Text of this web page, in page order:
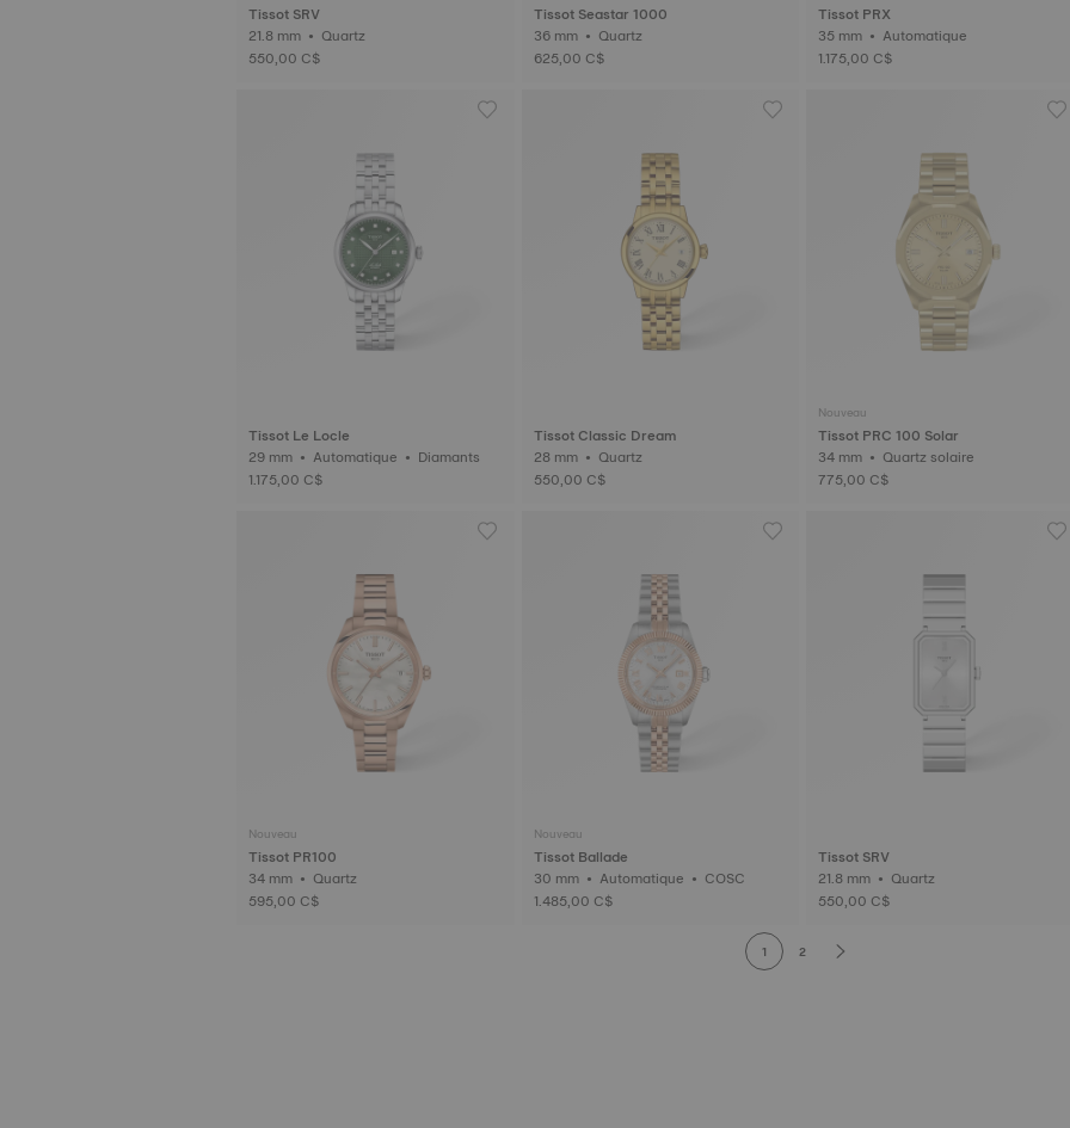
Tissot SRV
21.8 mm • Quartz
550,00 C$
Tissot Seastar 1000
36 mm • Quartz
625,00 C$
Tissot PRX
35 mm • Automatique
1.175,00 C$
Tissot Le Locle
29 mm • Automatique • Diamants
1.175,00 C$
Tissot Classic Dream
28 mm • Quartz
550,00 C$
Nouveau
Tissot PRC 100 Solar
34 mm • Quartz solaire
775,00 C$
Nouveau
Tissot PR100
34 mm • Quartz
595,00 C$
Nouveau
Tissot Ballade
30 mm • Automatique • COSC
1.485,00 C$
Tissot SRV
21.8 mm • Quartz
550,00 C$
1 2